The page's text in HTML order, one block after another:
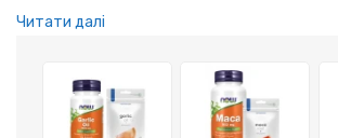
Часникова олія — природний антиоксидант
очищення організму. Вона допомагає
холестерину, нормалізує тиск і покращує
Читати далі